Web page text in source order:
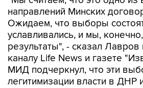
направлений Минских
Ожидаем, что выборы
уславливались, и мы,
результаты", - сказал Лавров
каналу Life News и газете
МИД подчеркнул, что эти
легитимизации власти в ДНР